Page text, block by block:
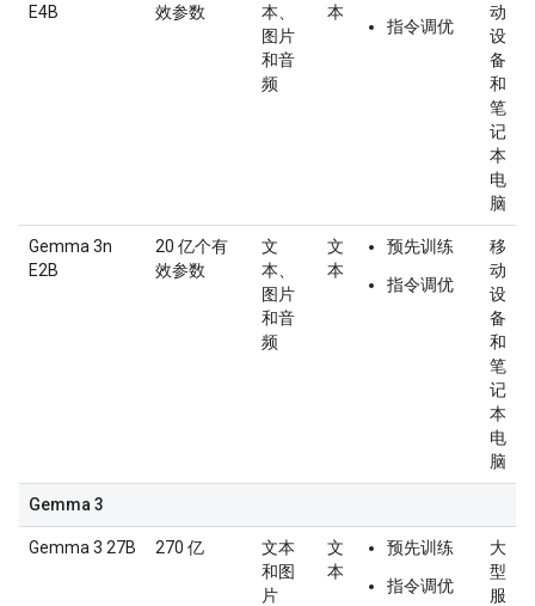
E4B
效参数
本、
图片
和音
频
本
指令调优
动
设
备
和
笔
记
本
电
脑
Gemma 3n
E2B
20 亿个有
效参数
文
本、
图片
和音
频
文
本
预先训练
指令调优
移
动
设
备
和
笔
记
本
电
脑
Gemma 3
Gemma 3 27B 270 亿
文本
和图
片
文
本
预先训练
指令调优
大
型
服